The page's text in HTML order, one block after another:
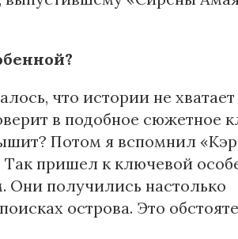
что истории не хватает
в подобное сюжетное
Потом я вспомнил
пришел к ключевой
Они получились настолько
острова. Это